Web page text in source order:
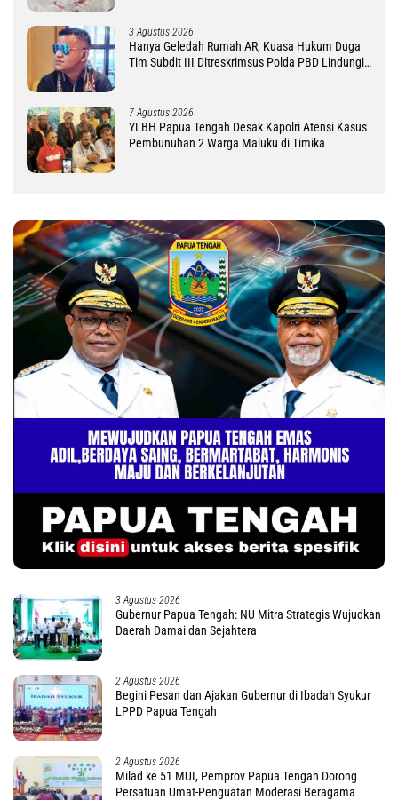
3 Agustus 2026
Hanya Geledah Rumah AR, Kuasa Hukum Duga
Tim Subdit III Ditreskrimsus Polda PBD Lindungi
7 Agustus 2026
YLBH Papua Tengah Desak Kapolri Atensi Kasus
Pembunuhan 2 Warga Maluku di Timika
3 Agustus 2026
Gubernur Papua Tengah: NU Mitra Strategis Wujudkan
Daerah Damai dan Sejahtera
2 Agustus 2026
Begini Pesan dan Ajakan Gubernur di Ibadah Syukur
LPPD Papua Tengah
2 Agustus 2026
Milad ke 51 MUI, Pemprov Papua Tengah Dorong
Persatuan Umat-Penguatan Moderasi Beragama